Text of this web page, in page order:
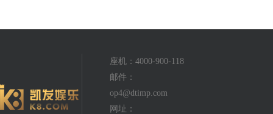
座机：4000-900-118
邮件：
op4@dtimp.com
网址：